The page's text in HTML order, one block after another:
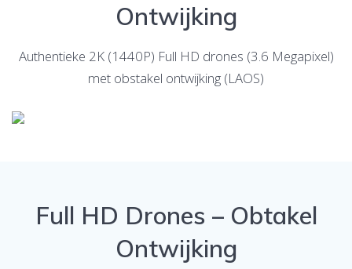
Ontwijking
Authentieke 2K (1440P) Full HD drones (3.6 Megapixel)
met obstakel ontwijking (LAOS)
Full HD Drones – Obtakel
Ontwijking